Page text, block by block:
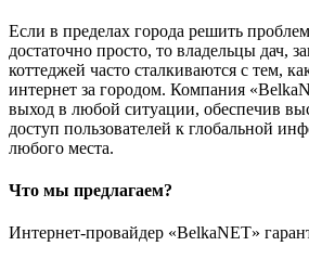
Если в пределах города решить
достаточно просто, то владельцы дач,
коттеджей часто сталкиваются с тем,
интернет за городом. Компания
выход в любой ситуации, обеспечив
доступ пользователей к глобальной
любого места.
Что мы предлагаем?
Интернет-провайдер «BelkaNET»